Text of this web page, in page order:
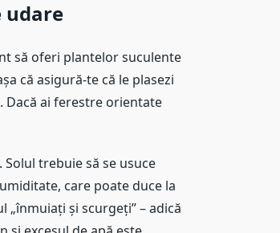
udare
să oferi plantelor suculente
că asigură-te că le plasezi
Dacă ai ferestre orientate
trebuie să se usuce
care poate duce la
și scurgeți” – adică